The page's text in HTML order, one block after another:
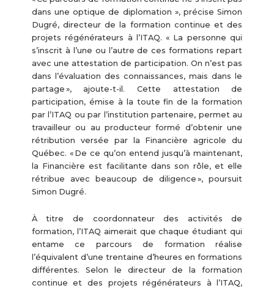
dans une optique de diplomation », précise Simon
Dugré, directeur de la formation continue et des
projets régénérateurs à l’ITAQ. « La personne qui
s’inscrit à l’une ou l’autre de ces formations repart
avec une attestation de participation. On n’est pas
dans l’évaluation des connaissances, mais dans le
partage », ajoute-t-il. Cette attestation de
participation, émise à la toute fin de la formation
par l’ITAQ ou par l’institution partenaire, permet au
travailleur ou au producteur formé d’obtenir une
rétribution versée par la Financière agricole du
Québec. « De ce qu’on entend jusqu’à maintenant,
la Financière est facilitante dans son rôle, et elle
rétribue avec beaucoup de diligence », poursuit
Simon Dugré.
À titre de coordonnateur des activités de
formation, l’ITAQ aimerait que chaque étudiant qui
entame ce parcours de formation réalise
l’équivalent d’une trentaine d’heures en formations
différentes. Selon le directeur de la formation
continue et des projets régénérateurs à l’ITAQ,